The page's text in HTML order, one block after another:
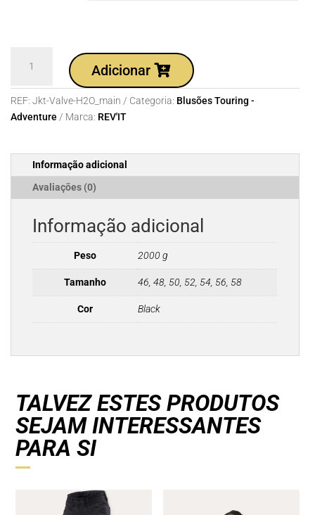
Blusão
REV'IT
Valve
Adicionar
REF: Jkt-Valve-H2O_main Categoria: Blusões Touring -
Adventure
Marca: REV'IT
Informação adicional
Avaliações (0)
Informação adicional
Peso 2000 g
Tamanho 46, 48, 50, 52, 54, 56, 58
Cor Black
TALVEZ ESTES PRODUTOS
SEJAM INTERESSANTES
PARA SI